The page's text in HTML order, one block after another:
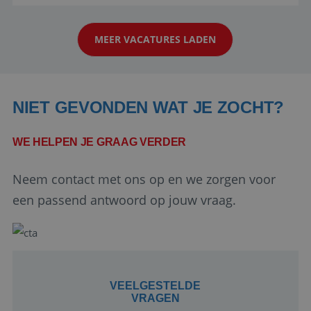
werken: of het nu gaat om vragen ...
MEER VACATURES LADEN
NIET GEVONDEN WAT JE ZOCHT?
WE HELPEN JE GRAAG VERDER
Neem contact met ons op en we zorgen voor
een passend antwoord op jouw vraag.
VEELGESTELDE
VRAGEN
Google Privacy Policy